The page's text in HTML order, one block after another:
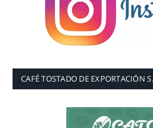
CAFÉ TOSTADO DE EXPORTACIÓN